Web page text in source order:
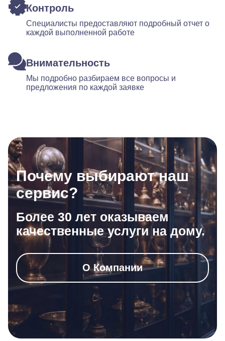
Контроль
Специалисты предоставляют подробный отчет о
каждой выполненной работе
Внимательность
Мы подробно разбираем все вопросы и
предложения по каждой заявке
Почему выбирают наш
сервис?
Более 30 лет оказываем
качественные услуги на дому.
О Компании